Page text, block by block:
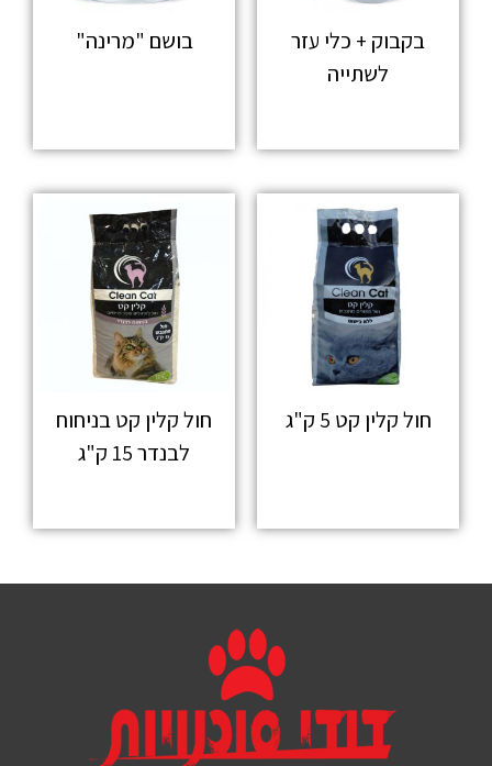
בקבוק + כלי עזר
לשתייה
בושם "מרינה"
חול קלין קט 5 ק"ג
חול קלין קט בניחוח
לבנדר 15 ק"ג